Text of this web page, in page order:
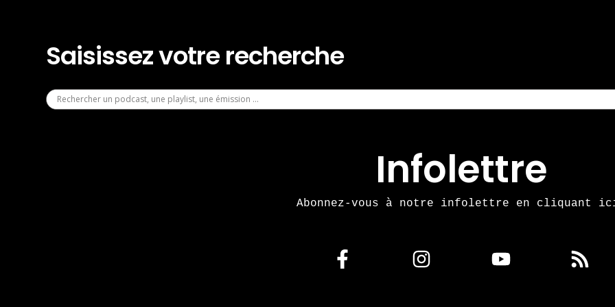
Saisissez votre recherche
Infolettre
Abonnez-vous à notre infolettre en cliquant